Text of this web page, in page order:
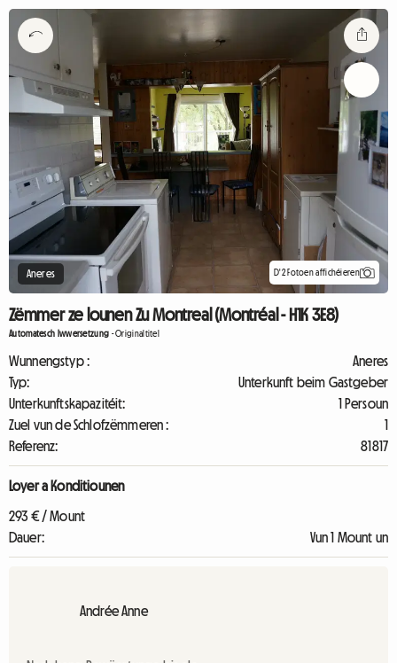
Aneres D'2 Fotoen affichéieren
Zëmmer ze lounen Zu Montreal (Montréal - H1K 3E8)
Automatesch Iwwersetzung -Originaltitel
Wunnengstyp :
Aneres
Typ:
Unterkunft beim Gastgeber
Unterkunftskapazitéit:
1 Persoun
Zuel vun de Schlofzëmmeren :
1
Referenz:
81817
Loyer a Konditiounen
293 € / Mount
Dauer:
Vun 1 Mount un
Andrée Anne